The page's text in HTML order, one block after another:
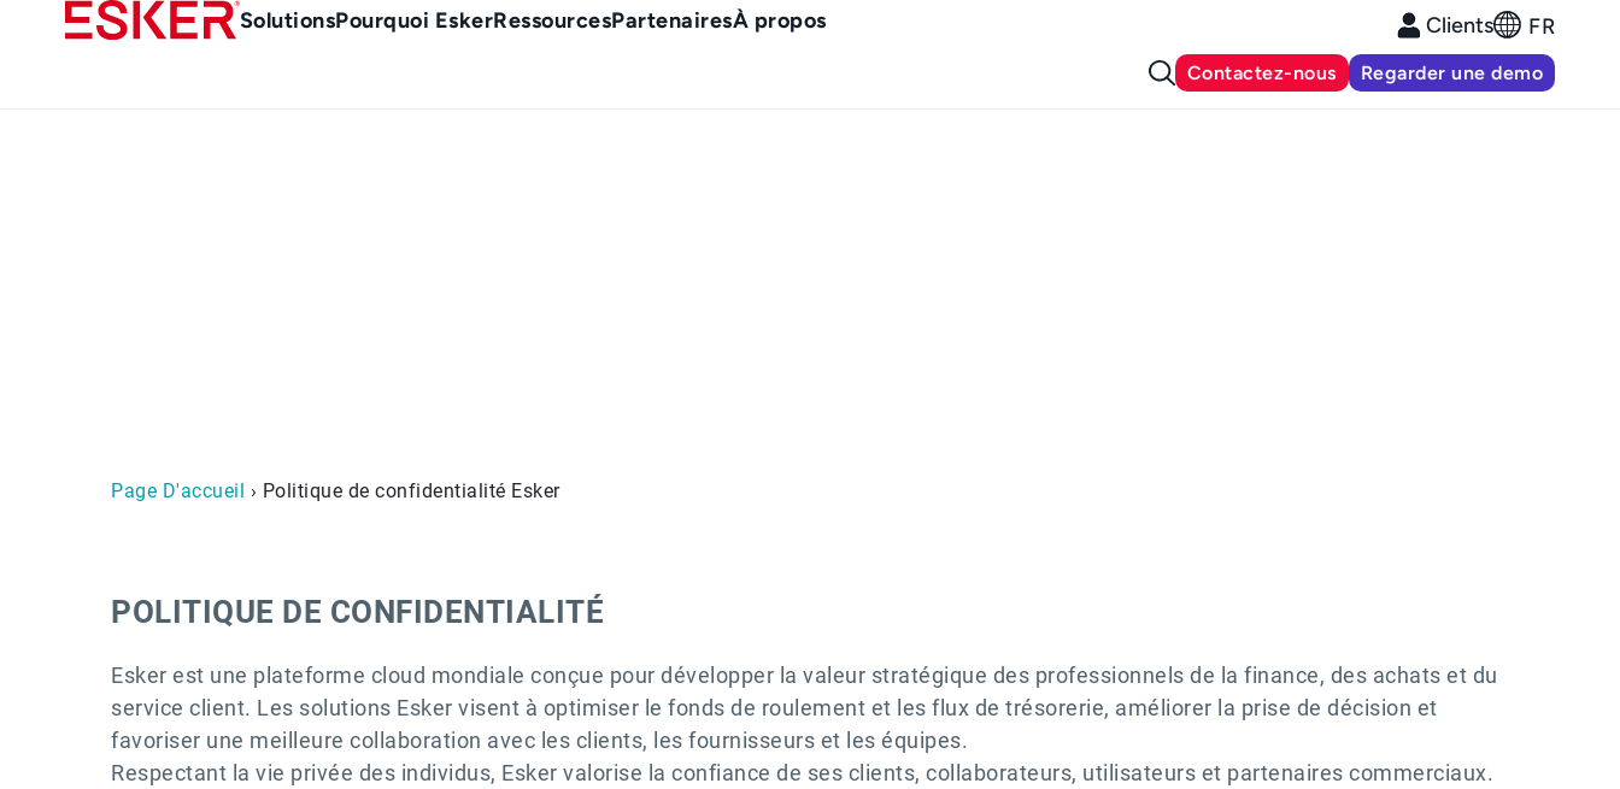
Main
SolutionsPourquoi EskerRessourcesPartenairesÀ propos Clients FR
Contactez-nous Regarder une demo
Page D'accueil › Politique de confidentialité Esker
POLITIQUE DE CONFIDENTIALITÉ
Esker est une plateforme cloud mondiale conçue pour développer la valeur stratégique des professionnels de la finance, des achats et du
service client. Les solutions Esker visent à optimiser le fonds de roulement et les flux de trésorerie, améliorer la prise de décision et
favoriser une meilleure collaboration avec les clients, les fournisseurs et les équipes.
Respectant la vie privée des individus, Esker valorise la confiance de ses clients, collaborateurs, utilisateurs et partenaires commerciaux.